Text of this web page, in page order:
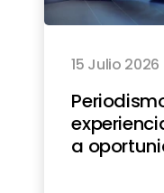
15 Julio 2026
a